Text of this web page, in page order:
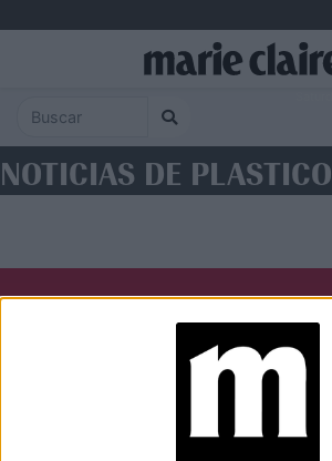
NOTICIAS DE PLASTICO
Caras Noticias